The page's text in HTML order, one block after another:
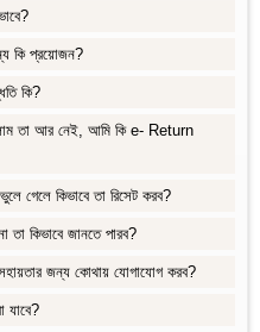
কি প্রয়োজন?
কি?
তা আর নেই, আমি কি e- Return
গেলে কিভাবে তা রিসেট করব?
তা কিভাবে জানতে পারব?
জন্য কোথায় যোগাযোগ করব?
যাবে?